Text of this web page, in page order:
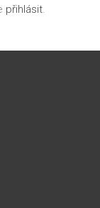
přihlásit.